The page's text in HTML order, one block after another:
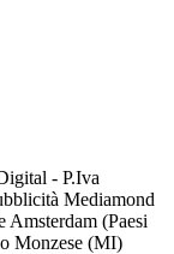
- P.Iva
Mediamond
(Paesi
Monzese (MI)